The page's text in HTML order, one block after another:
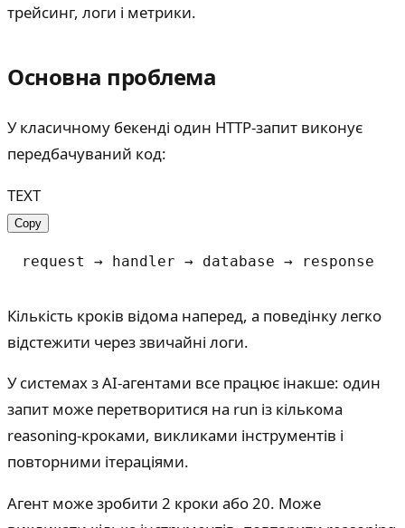
трейсинг, логи і метрики.
Основна проблема
У класичному бекенді один HTTP-запит виконує
передбачуваний код:
TEXT
Copy
Кількість кроків відома наперед, а поведінку легко
відстежити через звичайні логи.
У системах з AI-агентами все працює інакше: один
запит може перетворитися на run із кількома
reasoning-кроками, викликами інструментів і
повторними ітераціями.
Агент може зробити 2 кроки або 20. Може